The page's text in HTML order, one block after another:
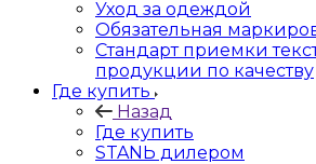
Уход за одеждой
Обязательная
Стандарт приемки
продукции по качеству
Где купить
Назад
Где купить
STANЬ дилером